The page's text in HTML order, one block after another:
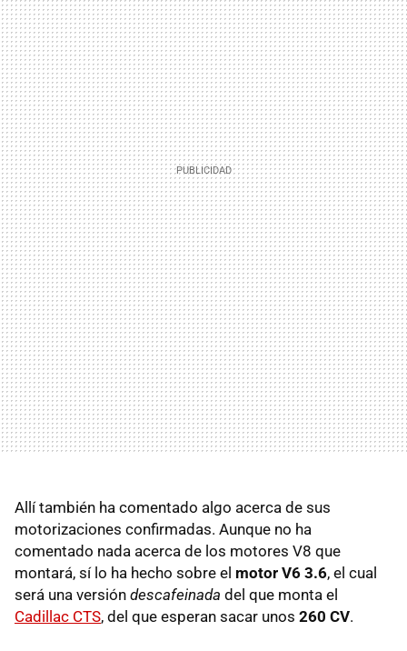
Allí también ha comentado algo acerca de sus
motorizaciones confirmadas. Aunque no ha
comentado nada acerca de los motores V8 que
montará, sí lo ha hecho sobre el motor V6 3.6, el cual
será una versión descafeinada del que monta el
Cadillac CTS, del que esperan sacar unos 260 CV.